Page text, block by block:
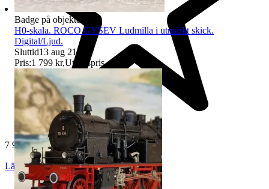
7 966 omdömen
Läs omdömen Följ
Badge på objektet:
H0-skala. ROCO GYSEV Ludmilla i utmärkt skick.
Digital/Ljud.
Sluttid13 aug 21:21
Pris:1 799 kr,Utropspris.